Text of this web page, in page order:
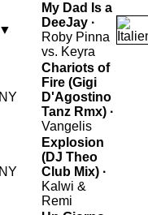
▼
My Dad Is a
DeeJay ·
Roby Pinna
vs. Keyra
NY
Chariots of
Fire (Gigi
D'Agostino
Tanz Rmx) ·
Vangelis
NY
Explosion
(DJ Theo
Club Mix) ·
Kalwi &
Remi